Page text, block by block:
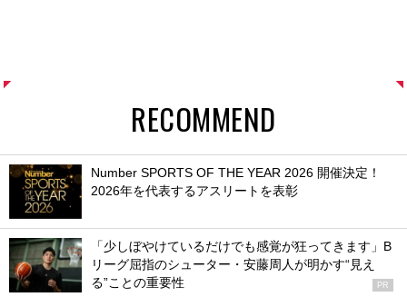
RECOMMEND
Number SPORTS OF THE YEAR 2026 開催決定！
2026年を代表するアスリートを表彰
「少しぼやけているだけでも感覚が狂ってきます」B
リーグ屈指のシューター・安藤周人が明かす“見え
る”ことの重要性
PR